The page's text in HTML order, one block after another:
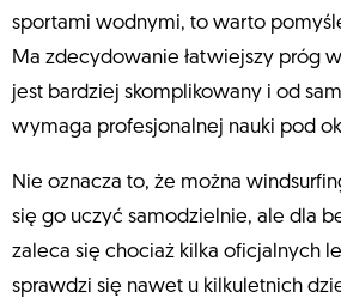
sportami wodnymi, to warto
Ma zdecydowanie łatwiejszy próg
jest bardziej skomplikowany i od
wymaga profesjonalnej nauki pod
Nie oznacza to, że można
się go uczyć samodzielnie, ale dla
zaleca się chociaż kilka oficjalnych
sprawdzi się nawet u kilkuletnich